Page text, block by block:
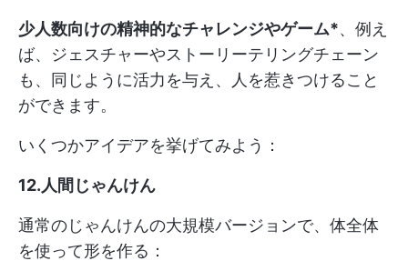
少人数向けの精神的なチャレンジやゲーム*、例え
ば、ジェスチャーやストーリーテリングチェーン
も、同じように活力を与え、人を惹きつけること
ができます。
いくつかアイデアを挙げてみよう：
12.人間じゃんけん
通常のじゃんけんの大規模バージョンで、体全体
を使って形を作る：